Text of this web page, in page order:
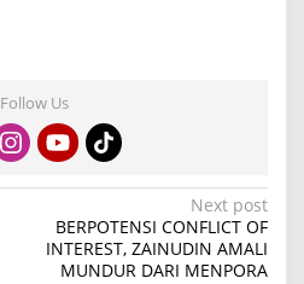
Follow Us
Next post
BERPOTENSI CONFLICT OF
INTEREST, ZAINUDIN AMALI
MUNDUR DARI MENPORA